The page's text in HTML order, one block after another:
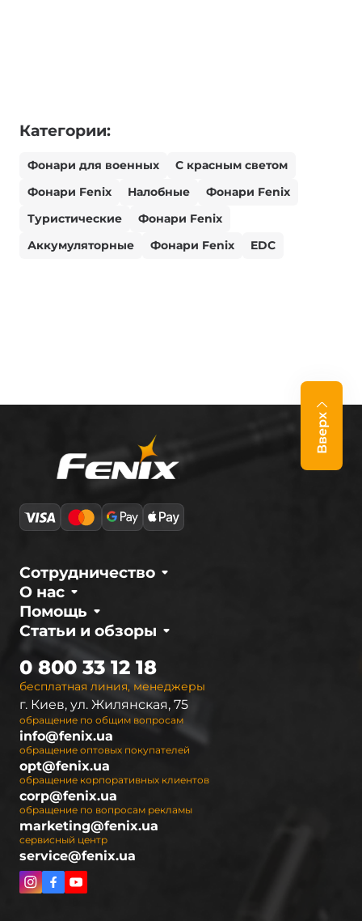
Категории:
Фонари для военных
С красным светом
Фонари Fenix
Налобные
Фонари Fenix
Туристические
Фонари Fenix
Аккумуляторные
Фонари Fenix EDC
Вверх
О нас
Сотрудничество
Статьи и обзоры
Помощь
бесплатная линия, менеджеры
0 800 33 12 18
г. Киев, ул. Жилянская, 75
обращение по общим вопросам
info@fenix.ua
обращение оптовых покупателей
opt@fenix.ua
обращение корпоративных клиентов
corp@fenix.ua
обращение по вопросам рекламы
marketing@fenix.ua
сервисный центр
service@fenix.ua